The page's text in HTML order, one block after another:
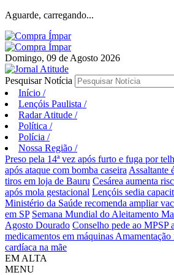
Aguarde, carregando...
Domingo, 09 de Agosto 2026
Pesquisar Notícia
Início /
Lençóis Paulista /
Radar Atitude /
Política /
Polícia /
Nossa Região /
Preso pela 14ª vez após furto e fuga por
após ataque com bomba caseira Assaltante
tiros em loja de Bauru Cesárea aumenta
após mola gestacional Lençóis sedia
Ministério da Saúde recomenda ampliar
em SP Semana Mundial do Aleitamento
Agosto Dourado Conselho pede ao MPSP
medicamentos em máquinas Amamentação
cardíaca na mãe
EM ALTA
MENU